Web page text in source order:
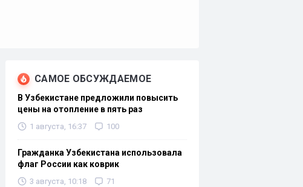
САМОЕ ОБСУЖДАЕМОЕ
В Узбекистане предложили повысить
цены на отопление в пять раз
1 августа, 16:37 100
Гражданка Узбекистана использовала
флаг России как коврик
3 августа, 10:18 71